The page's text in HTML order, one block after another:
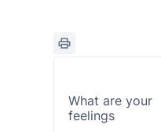
What are your
feelings